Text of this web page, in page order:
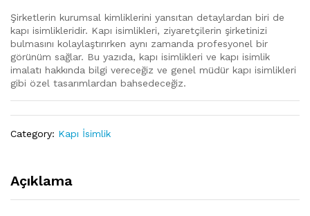
Şirketlerin kurumsal kimliklerini yansıtan detaylardan biri de
kapı isimlikleridir. Kapı isimlikleri, ziyaretçilerin şirketinizi
bulmasını kolaylaştırırken aynı zamanda profesyonel bir
görünüm sağlar. Bu yazıda, kapı isimlikleri ve kapı isimlik
imalatı hakkında bilgi vereceğiz ve genel müdür kapı isimlikleri
gibi özel tasarımlardan bahsedeceğiz.
Category: Kapı İsimlik
Açıklama